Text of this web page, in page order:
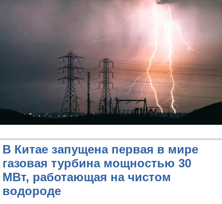
В Китае запущена первая в мире
газовая турбина мощностью 30
МВт, работающая на чистом
водороде